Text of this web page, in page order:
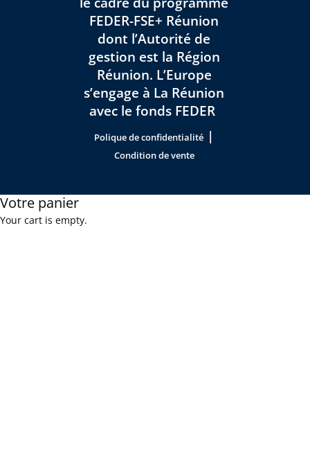
FEDER-FSE+ Réunion
dont l’Autorité de
gestion est la Région
Réunion. L’Europe
s’engage à La Réunion
avec le fonds FEDER
Polique de confidentialité |
Condition de vente
Votre panier
Your cart is empty.